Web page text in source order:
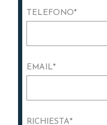
TELEFONO*
EMAIL*
RICHIESTA*